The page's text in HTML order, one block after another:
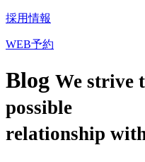
採用情報
WEB予約
Blog We strive
possible
relationship